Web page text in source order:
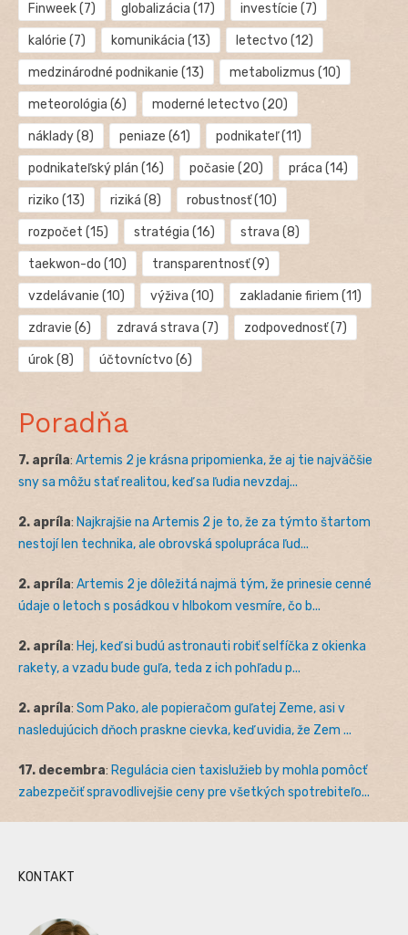
Finweek(7) globalizácia (17) investície (7)
kalórie (7) komunikácia (13) letectvo (12)
medzinárodné podnikanie (13) metabolizmus (10)
meteorológia (6) moderné letectvo (20)
náklady(8) peniaze (61) podnikateľ(11)
podnikateľský plán (16) počasie (20) práca (14)
riziko (13) riziká (8) robustnosť(10)
rozpočet (15) stratégia (16) strava (8)
taekwon-do (10) transparentnosť(9)
vzdelávanie (10) výživa (10) zakladanie firiem (11)
zdravie (6) zdravá strava (7) zodpovednosť(7)
úrok(8) účtovníctvo (6)
Poradňa
7. apríla: Artemis 2 je krásna pripomienka, že aj tie najväčšie
sny sa môžu stať realitou, keď sa ľudia nevzdaj...
2. apríla: Najkrajšie na Artemis 2 je to, že za týmto štartom
nestojí len technika, ale obrovská spolupráca ľud...
2. apríla: Artemis 2 je dôležitá najmä tým, že prinesie cenné
údaje o letoch s posádkou v hlbokom vesmíre, čo b...
2. apríla: Hej, keď si budú astronauti robiť selfíčka z okienka
rakety, a vzadu bude guľa, teda z ich pohľadu p...
2. apríla: Som Pako, ale popieračom guľatej Zeme, asi v
nasledujúcich dňoch praskne cievka, keď uvidia, že Zem ...
17. decembra: Regulácia cien taxislužieb by mohla pomôcť
zabezpečiť spravodlivejšie ceny pre všetkých spotrebiteľo...
KONTAKT